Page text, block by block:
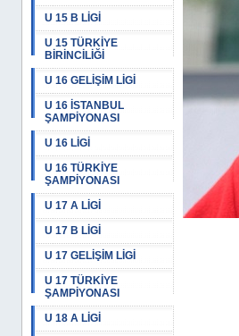
U 15 B LİGİ
U 15 TÜRKİYE
BİRİNCİLİĞİ
U 16 GELİŞİM LİGİ
U 16 İSTANBUL
ŞAMPİYONASI
U 16 LİGİ
U 16 TÜRKİYE
ŞAMPİYONASI
U 17 A LİGİ
U 17 B LİGİ
U 17 GELİŞİM LİGİ
U 17 TÜRKİYE
ŞAMPİYONASI
U 18 A LİGİ